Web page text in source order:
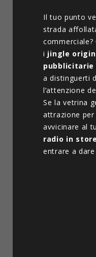
Il tuo punto
strada
commerciale?
i jingle
pubblicitarie
a distinguerti
l’attenzione
Se la vetrina
attrazione
avvicinare al
radio in store
entrare a dare